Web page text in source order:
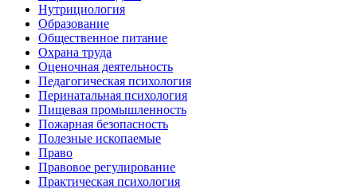
Нутрициология
Образование
Общественное питание
Охрана труда
Оценочная деятельность
Педагогическая психология
Перинатальная психология
Пищевая промышленность
Пожарная безопасность
Полезные ископаемые
Право
Правовое регулирование
Практическая психология